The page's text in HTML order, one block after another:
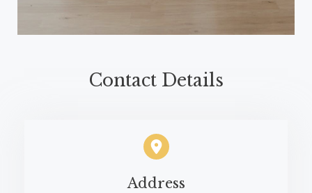
Contact Details​
Address​